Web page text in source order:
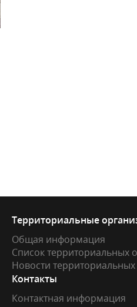
Территориальные
Общая информация
Список территориальных
Новости
Контакты
Контактная информация